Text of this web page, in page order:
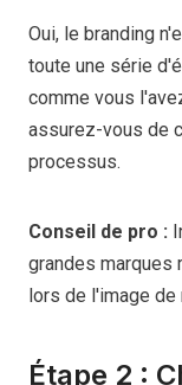
Oui, le branding
toute une série
comme vous
assurez-vous de
processus.
Conseil de pro :
grandes marques
lors de l'image
Étape 2 :